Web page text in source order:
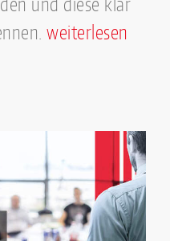
weiterlesen